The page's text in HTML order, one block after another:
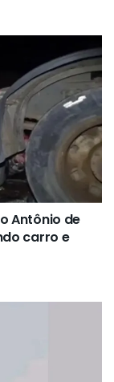
Antônio de
carro e